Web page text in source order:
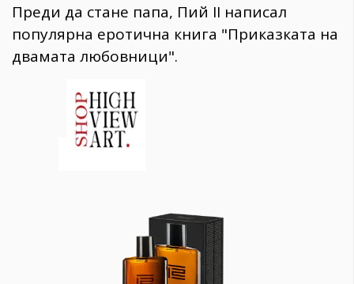
Преди да стане папа, Пий II написал
популярна еротична книга "Приказката на
двамата любовници".